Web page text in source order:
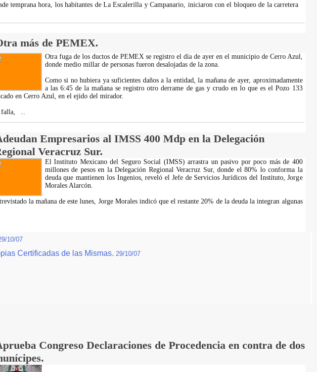
temprana hora, los habitantes de La Escalerilla y Campanario, iniciaron con el bloqueo de la carretera
más de PEMEX.
Otra fuga de los ductos de PEMEX se registro el día de ayer en el municipio de Cerro Azul,
donde medio millar de personas fueron desalojadas de la zona.
Como si no hubiera ya suficientes daños a la entidad, la mañana de ayer, aproximadamente
a las 6:45 de la mañana se registro otro derrame de gas y crudo en lo que es el Pozo 133
en Cerro Azul, en el ejido del mirador.
Empresarios al IMSS 400 Mdp en la Delegación
Veracruz Sur.
El Instituto Mexicano del Seguro Social (IMSS) arrastra un pasivo por poco más de 400
millones de pesos en la Delegación Regional Veracruz Sur, donde el 80% lo conforma la
deuda que mantienen los Ingenios, reveló el Jefe de Servicios Jurídicos del Instituto, Jorge
Morales Alarcón.
la mañana de este lunes, Jorge Morales indicó que el restante 20% de la deuda la integran algunas
10/07
Certificadas de las Mismas. 29/10/07
Congreso Declaraciones de Procedencia en contra de dos